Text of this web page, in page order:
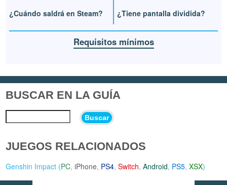
¿Cuándo saldrá en Steam?
¿Tiene pantalla dividida?
Requisitos mínimos
BUSCAR EN LA GUÍA
Buscar
JUEGOS RELACIONADOS
Genshin Impact (PC,iPhone, PS4,Switch,Android, PS5,XSX)